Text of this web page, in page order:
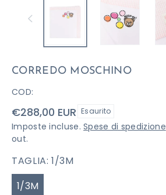
CORREDO MOSCHINO
COD:
Prezzo
di
listino
€288,00 EUR Esaurito
Imposte incluse.Spese di spedizione
out.
TAGLIA:1/3M
1/3M